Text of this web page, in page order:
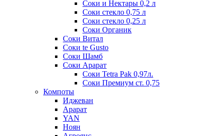
Соки и Нектары 0,2 л
Соки стекло 0,75 л
Соки стекло 0,25 л
Соки Органик
Соки Витал
Соки te Gusto
Соки Шамб
Соки Арарат
Соки Tetra Pak 0,97л.
Соки Премиум ст. 0,75
Компоты
Иджеван
Арарат
YAN
Ноян